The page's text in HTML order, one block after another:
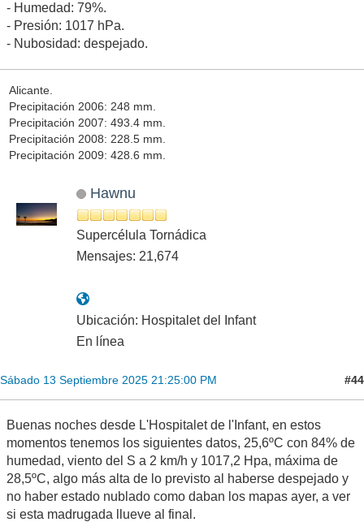
- Humedad: 79%.
- Presión: 1017 hPa.
- Nubosidad: despejado.
Alicante.
Precipitación 2006: 248 mm.
Precipitación 2007: 493.4 mm.
Precipitación 2008: 228.5 mm.
Precipitación 2009: 428.6 mm.
Hawnu
Supercélula Tornádica
Mensajes: 21,674
Ubicación: Hospitalet del Infant
En línea
Sábado 13 Septiembre 2025 21:25:00 PM #44
Buenas noches desde L'Hospitalet de l'Infant, en estos
momentos tenemos los siguientes datos, 25,6ºC con 84% de
humedad, viento del S a 2 km/h y 1017,2 Hpa, máxima de
28,5ºC, algo más alta de lo previsto al haberse despejado y
no haber estado nublado como daban los mapas ayer, a ver
si esta madrugada llueve al final.